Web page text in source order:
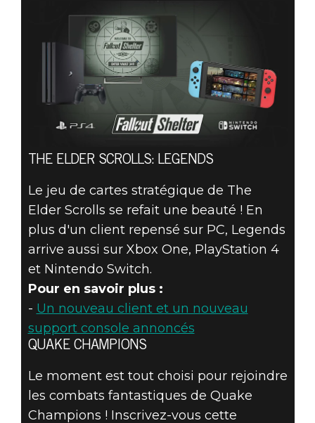
THE ELDER SCROLLS: LEGENDS
Le jeu de cartes stratégique de The
Elder Scrolls se refait une beauté ! En
plus d'un client repensé sur PC, Legends
arrive aussi sur Xbox One, PlayStation 4
et Nintendo Switch.
Pour en savoir plus :
- Un nouveau client et un nouveau
support console annoncés
QUAKE CHAMPIONS
Le moment est tout choisi pour rejoindre
les combats fantastiques de Quake
Champions ! Inscrivez-vous cette